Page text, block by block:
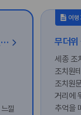
한옥 골목따라 만나는 감성 여행지, 전주 한옥마을 속 숨은 보물 찾기
낄
여
세종 조
조치원
조치원
거리에
추억을